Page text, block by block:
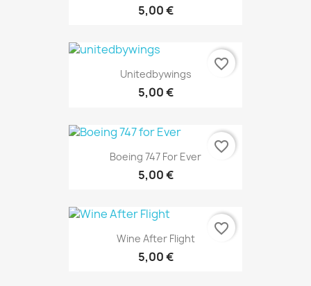
5,00 €
Unitedbywings
5,00 €
favorite_border
Boeing 747 For Ever
5,00 €
favorite_border
Wine After Flight
5,00 €
favorite_border